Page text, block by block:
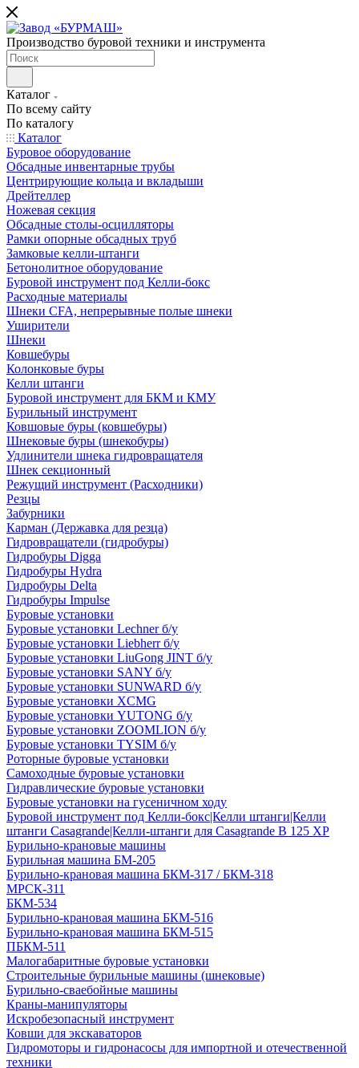
Производство буровой техники и инструмента
Каталог
По всему сайту
По каталогу
Каталог
Буровое оборудование
Обсадные инвентарные трубы
Центрирующие кольца и вкладыши
Дрейтеллер
Ножевая секция
Обсадные столы-осцилляторы
Рамки опорные обсадных труб
Замковые келли-штанги
Бетонолитное оборудование
Буровой инструмент под Келли-бокс
Расходные материалы
Шнеки CFA, непрерывные полые шнеки
Уширители
Шнеки
Ковшебуры
Колонковые буры
Келли штанги
Буровой инструмент для БКМ и КМУ
Бурильный инструмент
Ковшовые буры (ковшебуры)
Шнековые буры (шнекобуры)
Удлинители шнека гидровращателя
Шнек секционный
Режущий инструмент (Расходники)
Резцы
Забурники
Карман (Державка для резца)
Гидровращатели (гидробуры)
Гидробуры Digga
Гидробуры Hydra
Гидробуры Delta
Гидробуры Impulse
Буровые установки
Буровые установки Lechner б/у
Буровые установки Liebherr б/у
Буровые установки LiuGong JINT б/у
Буровые установки SANY б/у
Буровые установки SUNWARD б/у
Буровые установки XCMG
Буровые установки YUTONG б/у
Буровые установки ZOOMLION б/у
Буровые установки TYSIM б/у
Роторные буровые установки
Самоходные буровые установки
Гидравлические буровые установки
Буровые установки на гусеничном ходу
Буровой инструмент под Келли-бокс|Келли штанги|Келли
штанги Casagrande|Келли-штанги для Casagrande B 125 XP
Бурильно-крановые машины
Бурильная машина БМ-205
Бурильно-крановая машина БКМ-317 / БКМ-318
МРСК-311
БКМ-534
Бурильно-крановая машина БКМ-516
Бурильно-крановая машина БКМ-515
ПБКМ-511
Малогабаритные буровые установки
Строительные бурильные машины (шнековые)
Бурильно-сваебойные машины
Краны-манипуляторы
Искробезопасный инструмент
Ковши для экскаваторов
Гидромоторы и гидронасосы для импортной и отечественной
техники